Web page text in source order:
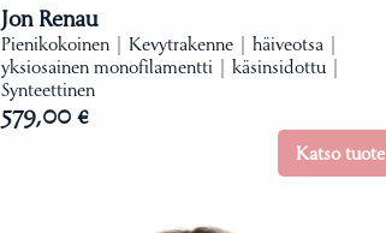
Jon Renau
Pienikokoinen | Kevytrakenne | häiveotsa |
yksiosainen monofilamentti | käsinsidottu |
Synteettinen
579,00 €
Katso tuote